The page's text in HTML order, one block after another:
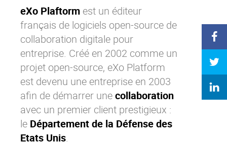
eXo Plaftorm est un éditeur
français de logiciels open-source de
collaboration digitale pour
entreprise. Créé en 2002 comme un
projet open-source, eXo Platform
est devenu une entreprise en 2003
afin de démarrer unecollaboration
avec un premier client prestigieux :
le Département de la Défense des
Etats Unis.